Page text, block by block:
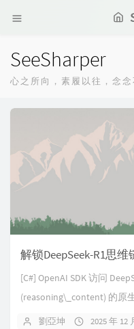
SeeSharper
心之所向，素履以往，念念
解锁DeepSeek-R1思
[C#] OpenAI SDK 访问
(reasoning\_content) 的原
劉亞坤 2025 年 12